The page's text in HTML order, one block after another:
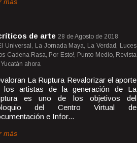
de arte 28 de Agosto de 2018
Universal, La Jornada Maya, La Verdad, Luces
Cadena Rasa, Por Esto!, Punto Medio, Revista
ahora
La Ruptura Revalorizar el aporte
los artistas de la generación de La
es uno de los objetivos del
del Centro Virtual de
e Infor...
más